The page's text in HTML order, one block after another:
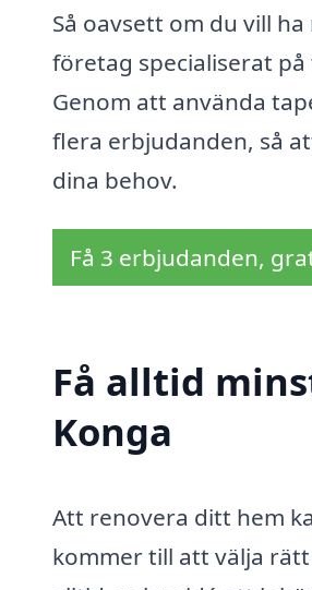
Så oavsett om du vill
företag specialiserat
Genom att använda
flera erbjudanden, så
dina behov.
Få 3 erbjudanden,
Få alltid
Konga
Att renovera ditt hem
kommer till att välja